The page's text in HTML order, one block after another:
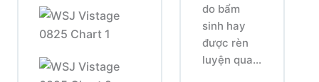
do bẩm
sinh hay
được rèn
luyện qua...